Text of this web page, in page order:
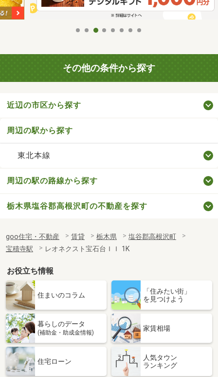
その他の条件から探す
近辺の市区から探す
周辺の駅から探す
東北本線
周辺の駅の路線から探す
栃木県塩谷郡高根沢町の不動産を探す
goo住宅・不動産 賃貸 栃木県
塩谷郡高根沢町
宝積寺駅
レオネクスト宝石台ＩＩ 1K
お役立ち情報
住まいのコラム
「住みたい街」
を見つけよう
暮らしのデータ
(補助金・助成金情報)
家賃相場
住宅ローン
人気タウン
ランキング